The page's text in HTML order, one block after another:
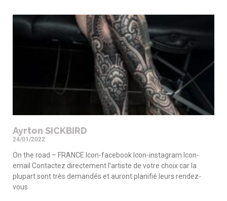
Ayrton SICKBIRD
24/01/2022
On the road – FRANCE Icon-facebook Icon-instagram Icon-
email Contactez directement l’artiste de votre choix car la
plupart sont très demandés et auront planifié leurs rendez-
vous